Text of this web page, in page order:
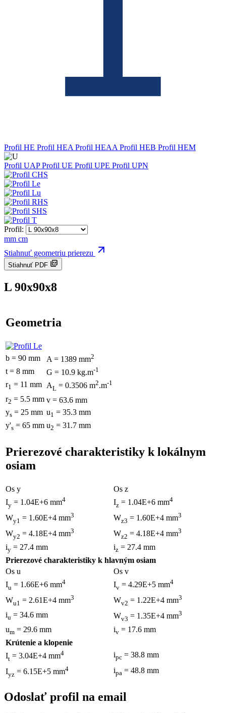
Profil HE Profil HEA Profil HEAA Profil HEB Profil HEM
Profil UAPProfil UE Profil UPE Profil UPN
Profil:
mm cm
Stiahnuť geometriu prierezu
Stiahnuť PDF
L 90x90x8
Geometria
b = 90 mm A = 1389 mm2
t = 8 mm G = 10.9 kg.m-1
r1 = 11 mm AL = 0.3506 m2.m-1
r2 = 5.5 mm v = 63.6 mm
ys = 25 mm u1 = 35.3 mm
y's = 65 mm u2 = 31.7 mm
Prierezové charakteristiky k lokálnym
osiam
Os y
Os z
Iy = 1.04E+6 mm4 Iz = 1.04E+6 mm4
Wy1 = 1.60E+4 mm3 Wz3 = 1.60E+4 mm3
Wy2 = 4.18E+4 mm3 Wz2 = 4.18E+4 mm3
iy = 27.4 mm iz = 27.4 mm
Prierezové charakteristiky k hlavným osiam
Os u
Os v
Iu = 1.66E+6 mm4 Iv = 4.29E+5 mm4
Wu1 = 2.61E+4 mm3 Wv2 = 1.22E+4 mm3
iu = 34.6 mm Wv3 = 1.35E+4 mm3
um = 29.6 mm iv = 17.6 mm
Krútenie a klopenie
It = 3.04E+4 mm4 ipc = 38.8 mm
Iyz = 6.15E+5 mm4 ipa = 48.8 mm
Odoslať profil na email